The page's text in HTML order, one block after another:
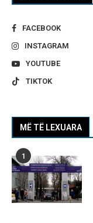
FACEBOOK
INSTAGRAM
YOUTUBE
TIKTOK
MË TË LEXUARA
1